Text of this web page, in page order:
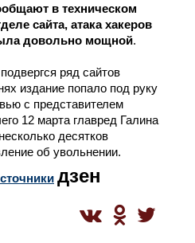
в техническом
сайта, атака хакеров
довольно мощной.
ряд сайтов
издание попало под руку
с представителем
12 марта главред Галина
десятков
об увольнении.
дзен